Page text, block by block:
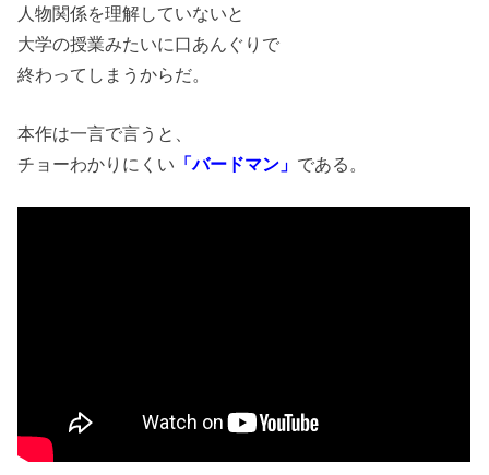
人物関係を理解していないと
大学の授業みたいに口あんぐりで
終わってしまうからだ。
本作は一言で言うと、
チョーわかりにくい 「バードマン」 である。